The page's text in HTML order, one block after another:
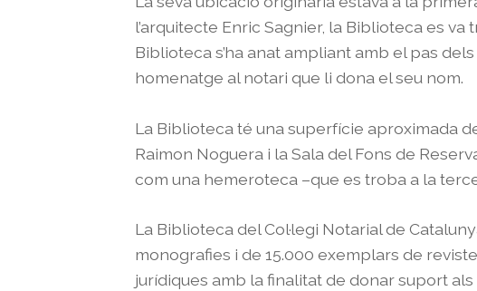
l’arquitecte Enric Sagnier, la Biblioteca es va
Biblioteca s’ha anat ampliant amb el pas
homenatge al notari que li dona el seu nom.
La Biblioteca té una superfície aproximada
Raimon Noguera i la Sala del Fons de
com una hemeroteca –que es troba a la
La Biblioteca del Col·legi Notarial de
monografies i de 15.000 exemplars de
jurídiques amb la finalitat de donar suport als